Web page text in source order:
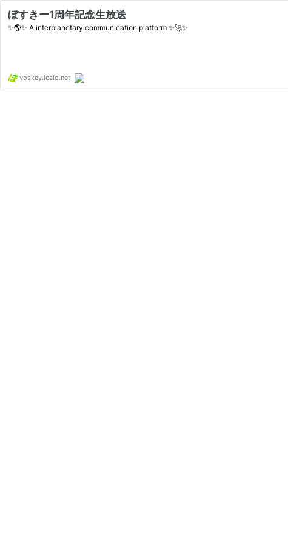
ぼすきー1周年記念生放送
✨🌎✨ A interplanetary communication platform ✨🚀✨
voskey.icalo.net